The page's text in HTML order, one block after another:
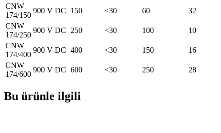
CNW
174/150
900 V DC 150 <30 60
32
CNW
174/250
900 V DC 250 <30 100
10
CNW
174/400
900 V DC 400 <30 150
16
CNW
174/600
900 V DC 600 <30 250 28
Bu ürünle ilgili